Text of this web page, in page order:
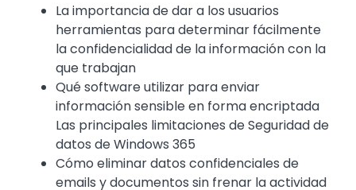
La importancia de dar a los usuarios
herramientas para determinar fácilmente
la confidencialidad de la información con la
que trabajan
Qué software utilizar para enviar
información sensible en forma encriptada
Las principales limitaciones de Seguridad de
datos de Windows 365
Cómo eliminar datos confidenciales de
emails y documentos sin frenar la actividad